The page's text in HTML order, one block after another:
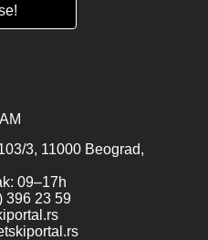
3, 11000 Beograd,
09–17h
396 23 59